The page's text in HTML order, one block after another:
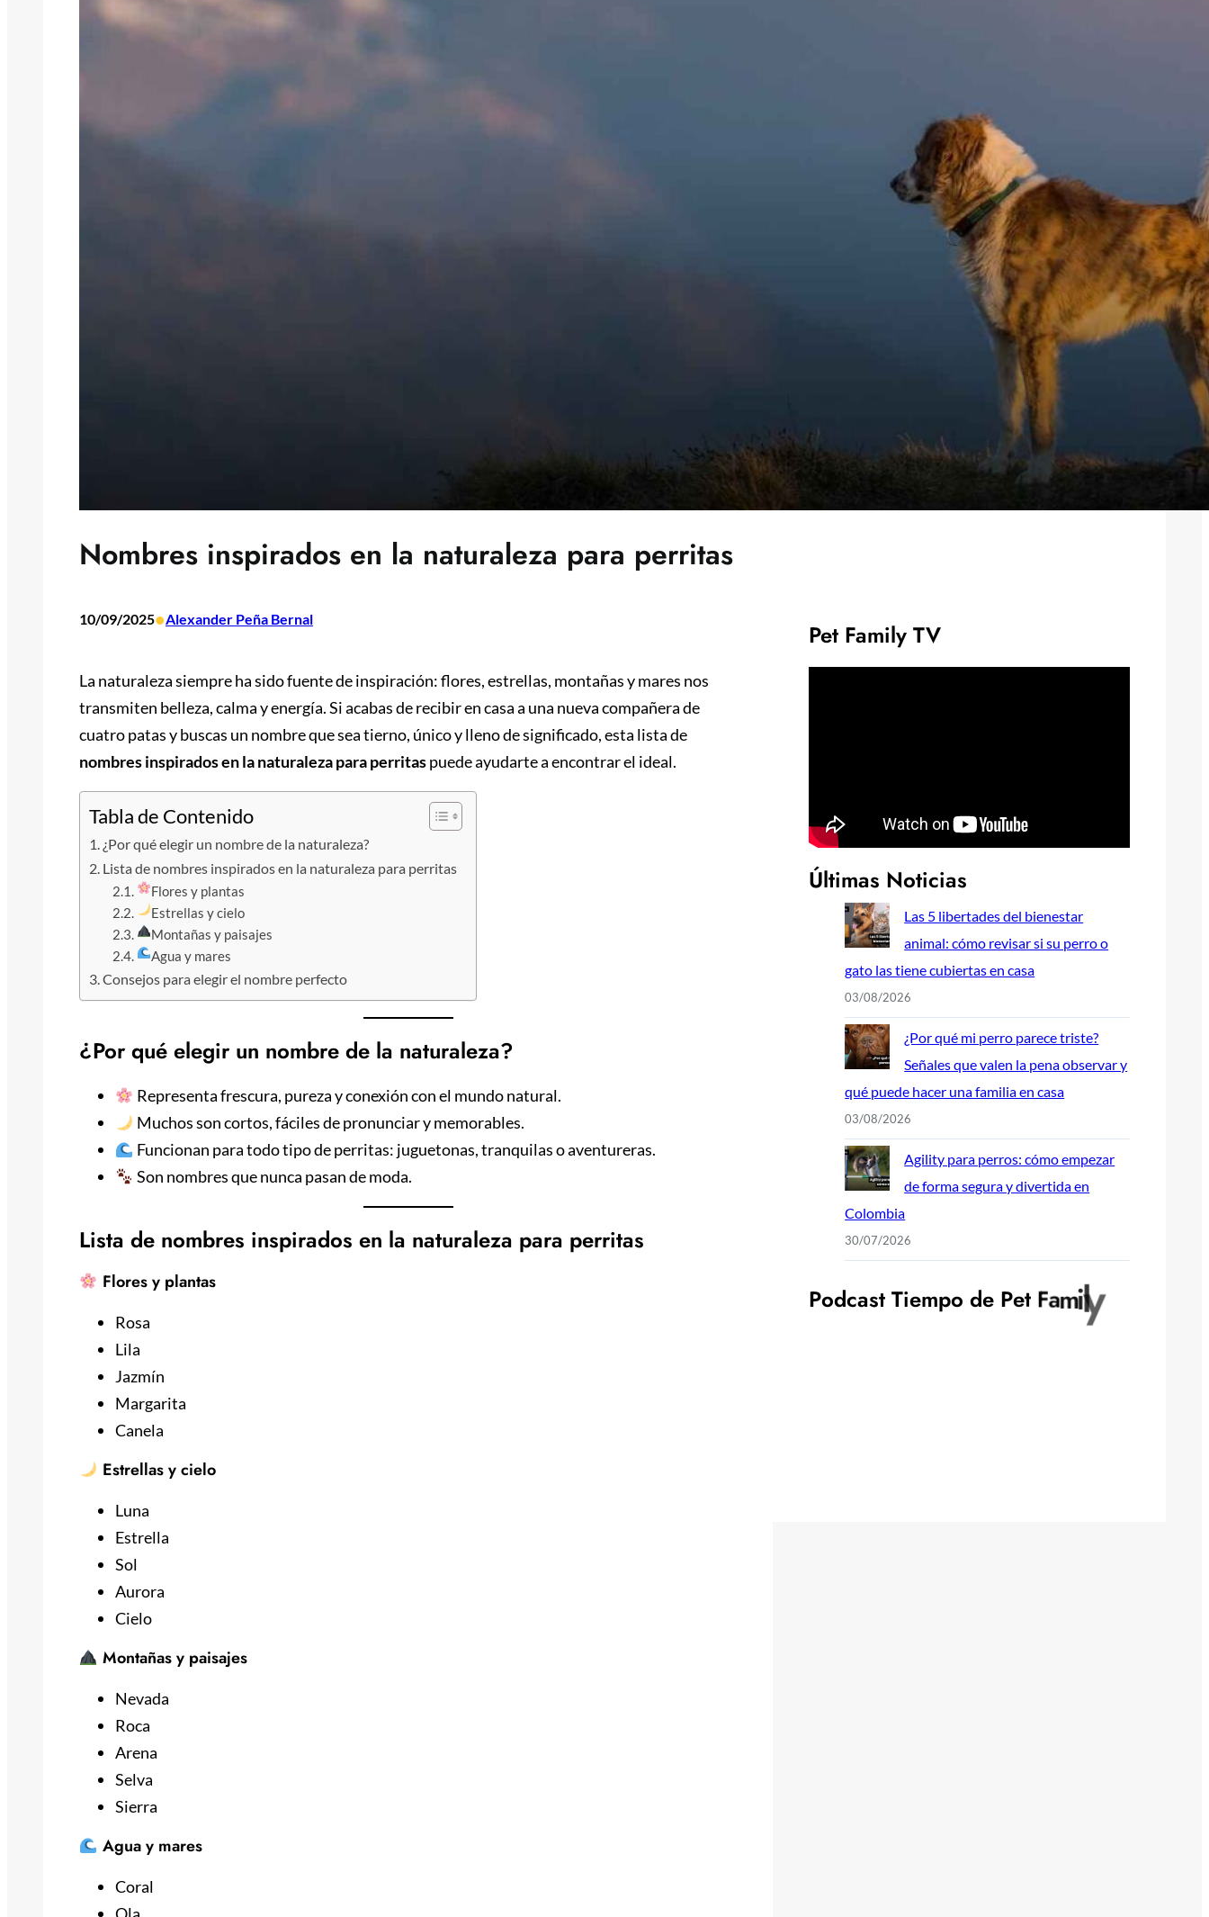
Nombres inspirados en la naturaleza para perritas
10/09/2025•Alexander Peña Bernal
La naturaleza siempre ha sido fuente de inspiración: flores, estrellas, montañas y mares nos
transmiten belleza, calma y energía. Si acabas de recibir en casa a una nueva compañera de
cuatro patas y buscas un nombre que sea tierno, único y lleno de significado, esta lista de
nombres inspirados en la naturaleza para perritaspuede ayudarte a encontrar el ideal.
Tabla de Contenido
¿Por qué elegir un nombre de la naturaleza?
Lista de nombres inspirados en la naturaleza para perritas
Flores y plantas
Estrellas y cielo
Montañas y paisajes
Agua y mares
Consejos para elegir el nombre perfecto
¿Por qué elegir un nombre de la naturaleza?
Representa frescura, pureza y conexión con el mundo natural.
Muchos son cortos, fáciles de pronunciar y memorables.
Funcionan para todo tipo de perritas: juguetonas, tranquilas o aventureras.
Son nombres que nunca pasan de moda.
Lista de nombres inspirados en la naturaleza para perritas
Flores y plantas
Rosa
Lila
Jazmín
Margarita
Canela
Estrellas y cielo
Luna
Estrella
Sol
Aurora
Cielo
Montañas y paisajes
Nevada
Roca
Arena
Selva
Sierra
Agua y mares
Coral
Social Media
YouTube Facebook Twitter
Clic para suscribirte a la revista
Pet Family TV
Últimas Noticias
Las 5 libertades del bienestar
animal: cómo revisar si su perro o
gato las tiene cubiertas en casa
03/08/2026
¿Por qué mi perro parece triste?
Señales que valen la pena observar y
qué puede hacer una familia en casa
03/08/2026
Agility para perros: cómo empezar
de forma segura y divertida en
Colombia
30/07/2026
Podcast Tiempo de Pet Family